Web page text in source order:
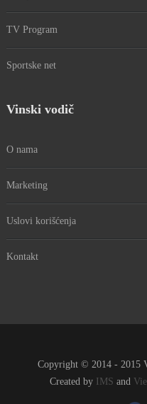
TV Program
Sportske net
Vinski vodič
O nama
Marketing
Uslovi korišćenja
Kontakt
Copyright © 2014 - 2015
Created by
IMS and